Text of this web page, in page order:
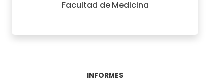
Facultad de Medicina
INFORMES